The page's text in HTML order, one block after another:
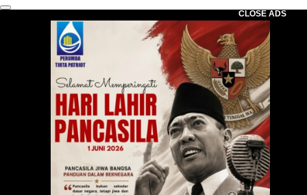
CLOSE ADS